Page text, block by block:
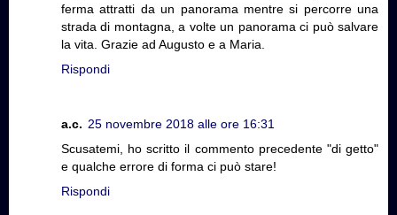
ferma attratti da un panorama mentre si percorre una
strada di montagna, a volte un panorama ci può salvare
la vita. Grazie ad Augusto e a Maria.
Rispondi
a.c. 25 novembre 2018 alle ore 16:31
Scusatemi, ho scritto il commento precedente "di getto"
e qualche errore di forma ci può stare!
Rispondi